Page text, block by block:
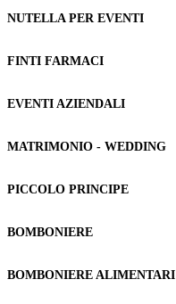
NUTELLA PER EVENTI
FINTI FARMACI
EVENTI AZIENDALI
MATRIMONIO - WEDDING
PICCOLO PRINCIPE
BOMBONIERE
BOMBONIERE ALIMENTARI